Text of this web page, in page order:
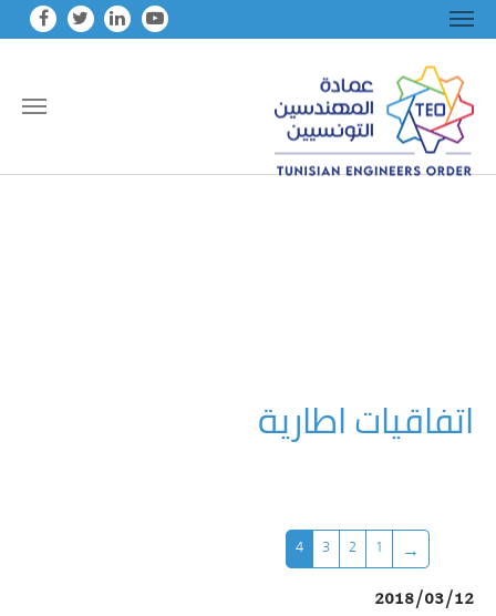
اتفاقيات اطارية
1
2
3
4
2018/03/12